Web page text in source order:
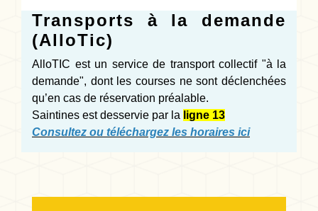
Transports à la demande
(AlloTic)
AlloTIC est un service de transport collectif "à la
demande", dont les courses ne sont déclenchées
qu’en cas de réservation préalable.
Saintines est desservie par la ligne 13
Consultez ou téléchargez les horaires ici